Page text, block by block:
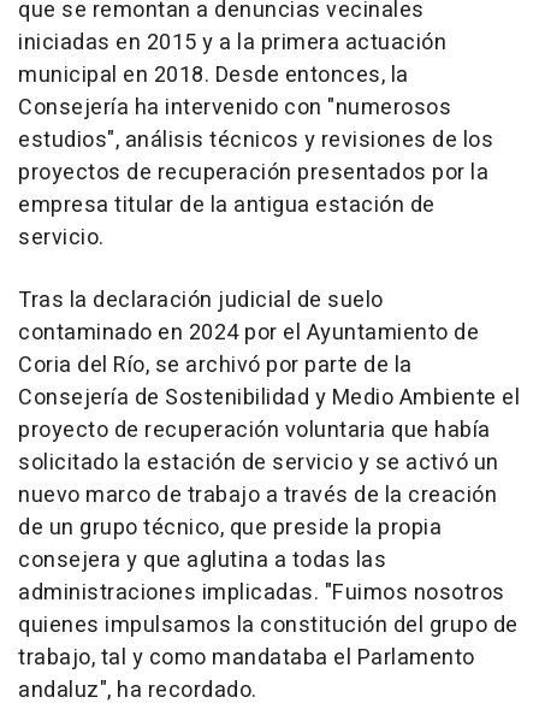
que se remontan a denuncias vecinales
iniciadas en 2015 y a la primera actuación
municipal en 2018. Desde entonces, la
Consejería ha intervenido con "numerosos
estudios", análisis técnicos y revisiones de los
proyectos de recuperación presentados por la
empresa titular de la antigua estación de
servicio.
Tras la declaración judicial de suelo
contaminado en 2024 por el Ayuntamiento de
Coria del Río, se archivó por parte de la
Consejería de Sostenibilidad y Medio Ambiente el
proyecto de recuperación voluntaria que había
solicitado la estación de servicio y se activó un
nuevo marco de trabajo a través de la creación
de un grupo técnico, que preside la propia
consejera y que aglutina a todas las
administraciones implicadas. "Fuimos nosotros
quienes impulsamos la constitución del grupo de
trabajo, tal y como mandataba el Parlamento
andaluz", ha recordado.